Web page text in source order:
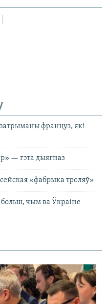
француз, які
— гэта дыягназ
«фабрыка троляў»
чым ва Ўкраіне